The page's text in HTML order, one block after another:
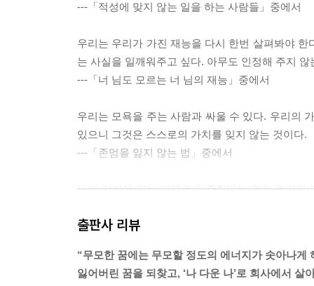
---「적성에 맞지 않는 일을 하는 사람들」중에서
우리는 우리가 가진 재능을 다시 한번 살펴봐야
는 사실을 일깨워주고 싶다. 아무도 인정해 주지
---「너 님도 모르는 너 님의 재능」중에서
우리는 모욕을 주는 사람과 싸울 수 있다. 우리의
있으니 그것은 스스로의 가치를 잊지 않는 것이다.
---「존엄을 잃지 않는 법」중에서
나의 감정을 있는 그대로 마주한다는 것은 용기가
인간관계를 위해서는 나의 의사를 제대로 전달하
---「착한 사람이 “NO” 하는 방법」중에서
출판사 리뷰
“무모한 꿈에는 무모할 정도의 에너지가 솟아나게
잃어버린 꿈을 되찾고, ‘나 다운 나’로 회사에서 살